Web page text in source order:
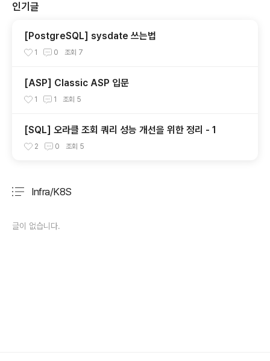
인기글
[PostgreSQL] sysdate 쓰는법
1 0 조회 7
[ASP] Classic ASP 입문
1 1 조회 5
[SQL] 오라클 조회 쿼리 성능 개선을 위한 정리 - 1
2 0 조회 5
Infra/K8S
글이 없습니다.